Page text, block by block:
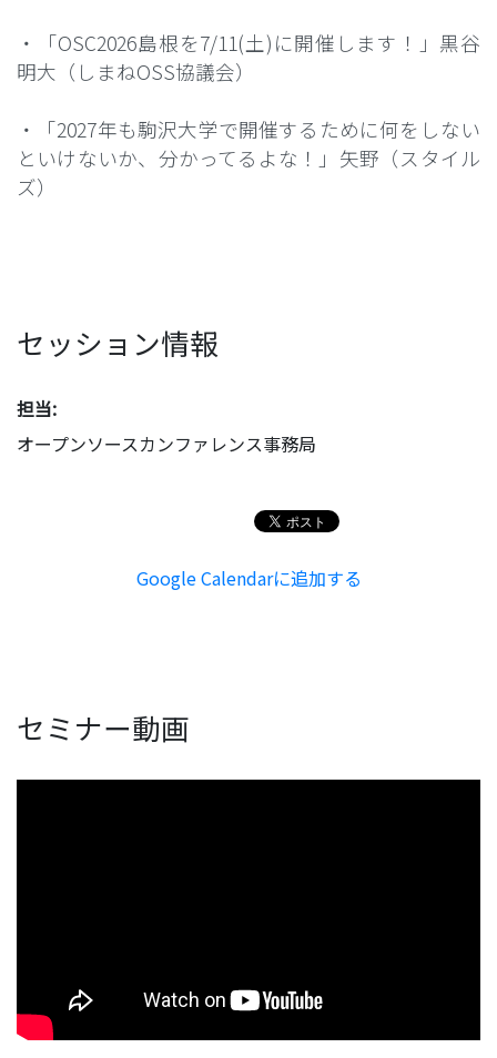
・「OSC2026島根を7/11(土)に開催します！」黒谷
明大（しまねOSS協議会）
・「2027年も駒沢大学で開催するために何をしない
といけないか、分かってるよな！」矢野（スタイル
ズ）
セッション情報
担当:
オープンソースカンファレンス事務局
Google Calendarに追加する
セミナー動画